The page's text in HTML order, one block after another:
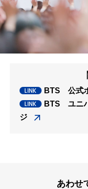
BTS 公式
BTS ユニ
ジ
あわせ